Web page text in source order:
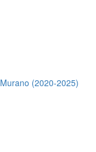
Murano (2020-2025)